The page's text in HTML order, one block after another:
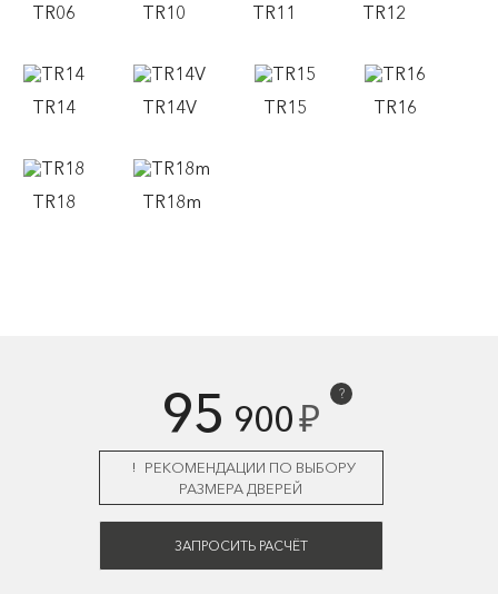
TR06 TR10 TR11 TR12
TR14 TR14V TR15 TR16
TR18 TR18m
95 900₽
?
РЕКОМЕНДАЦИИ ПО ВЫБОРУ
РАЗМЕРА ДВЕРЕЙ
ЗАПРОСИТЬ РАСЧЁТ